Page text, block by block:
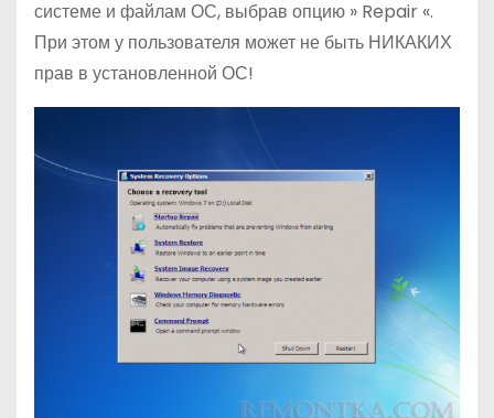
системе и файлам ОС, выбрав опцию » Repair «.
При этом у пользователя может не быть НИКАКИХ
прав в установленной ОС!